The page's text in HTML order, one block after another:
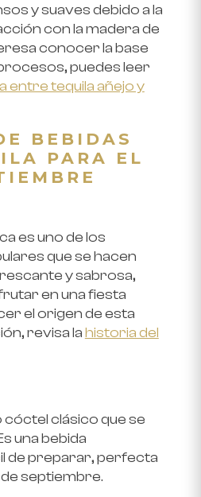
y suaves debido a la
con la madera de
conocer la base
puedes leer
entre tequila añejo y
BEBIDAS
PARA EL
es uno de los
que se hacen
y sabrosa,
en una fiesta
el origen de esta
revisa lahistoria del
clásico que se
una bebida
de preparar, perfecta
septiembre.